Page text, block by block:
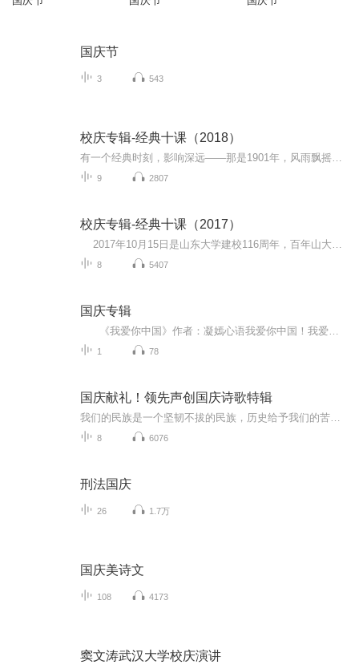
国庆节
3 543
校庆专辑-经典十课（2018）
9 2807
校庆专辑-经典十课（2017）
8 5407
国庆专辑
1 78
国庆献礼！领先声创国庆诗歌特辑
8 6076
刑法国庆
26 1.7万
国庆美诗文
108 4173
窦文涛武汉大学校庆演讲